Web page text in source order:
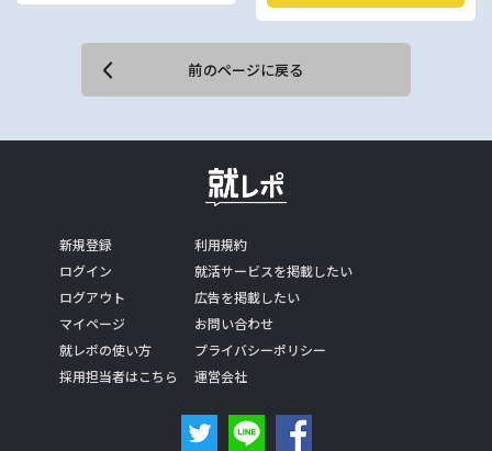
前のページに戻る
新規登録
ログイン
ログアウト
マイページ
就レポの使い方
採用担当者はこちら
利用規約
就活サービスを掲載したい
広告を掲載したい
お問い合わせ
プライバシーポリシー
運営会社